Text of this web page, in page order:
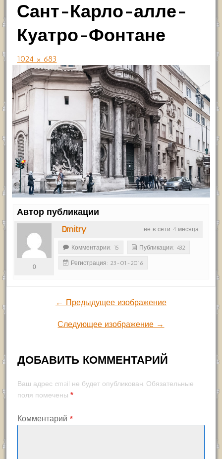
Сант-Карло-алле-
Куатро-Фонтане
1024 × 683
Автор публикации
не в сети 4 месяца
Dmitry
0
Комментарии: 15 Публикации: 432
Регистрация: 23-01-2016
← Предыдущее изображение
Следующее изображение →
ДОБАВИТЬ КОММЕНТАРИЙ
Ваш адрес email не будет опубликован. Обязательные
поля помечены *
Комментарий *